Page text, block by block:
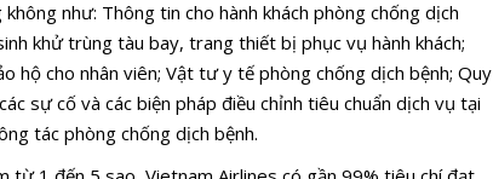
như: Thông tin cho hành khách phòng chống dịch
khử trùng tàu bay, trang thiết bị phục vụ hành khách;
hộ cho nhân viên; Vật tư y tế phòng chống dịch bệnh; Quy
sự cố và các biện pháp điều chỉnh tiêu chuẩn dịch vụ tại
tác phòng chống dịch bệnh.